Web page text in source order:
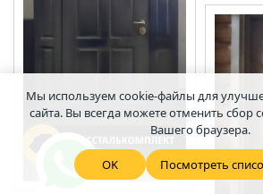
Мы используем cookie-файлы для
сайта. Вы всегда можете отменить сбор
Вашего браузера.
OK Посмотреть